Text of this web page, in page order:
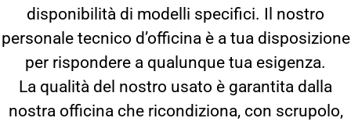
disponibilità di modelli specifici. Il nostro
personale tecnico d’officina è a tua disposizione
per rispondere a qualunque tua esigenza.
La qualità del nostro usato è garantita dalla
nostra officina che ricondiziona, con scrupolo,